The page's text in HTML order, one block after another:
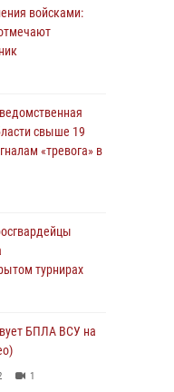
Росгвардии по
об итогах
стали
памяти
поддержали
войсками:
свыше 19
«тревога» в
турнирах
БПЛА ВСУ на
1